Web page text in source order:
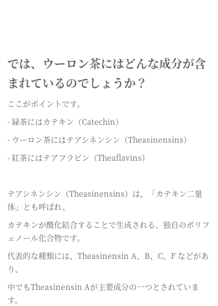
では、ウーロン茶にはどんな成分が含
まれているのでしょうか？
ここがポイントです。
- 緑茶にはカテキン（Catechin）
- ウーロン茶にはテアシネンシン（Theasinensins）
- 紅茶にはテアフラビン（Theaflavins）
テアシネンシン（Theasinensins）は、「カテキン二量
体」とも呼ばれ、
カテキンが酸化結合することで生成される、独自のポリフ
ェノール化合物です。
代表的な種類には、Theasinensin A、B、C、F などがあ
り、
中でもTheasinensin Aが主要成分の一つとされていま
す。